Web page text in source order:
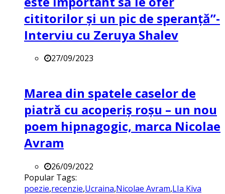
cititorilor și un pic de speranță”-
Interviu cu Zeruya Shalev
27/09/2023
Marea din spatele caselor de
piatră cu acoperiș roșu – un nou
poem hipnagogic, marca Nicolae
Avram
26/09/2022
Popular Tags:
poezie,recenzie,Ucraina,Nicolae Avram,LIa Kiva